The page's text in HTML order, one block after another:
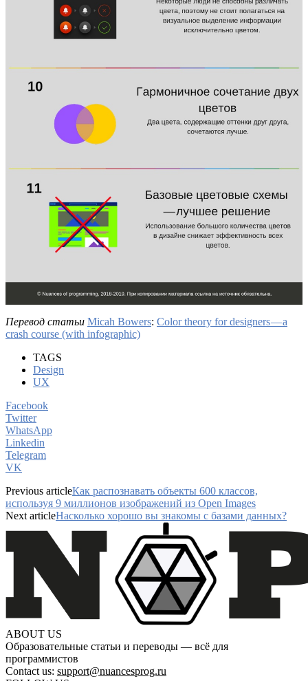
Перевод статьи Micah Bowers: Color theory for designers — a
crash course (with infographic)
TAGS
Design
UX
Facebook
Twitter
WhatsApp
Linkedin
Telegram
VK
Previous articleКак распознавать объекты 600 классов,
используя 9 миллионов изображений из Open Images
Next articleНасколько хорошо вы знакомы с базами данных?
ABOUT US
Образовательные статьи и переводы — всё для
программистов
Contact us: support@nuancesprog.ru